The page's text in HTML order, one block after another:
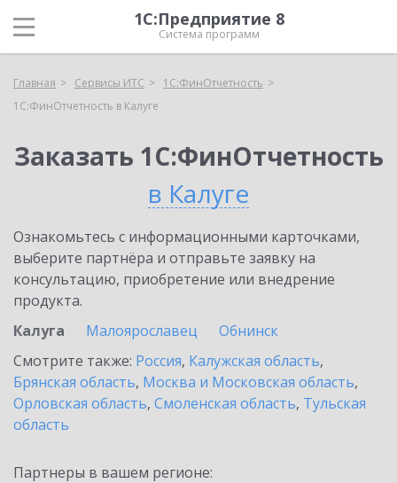
1С:Предприятие 8
Система программ
Главная Сервисы ИТС
1С:ФинОтчетность
1С:ФинОтчетность в Калуге
Заказать 1С:ФинОтчетность
в Калуге
Ознакомьтесь с информационными карточками,
выберите партнёра и отправьте заявку на
консультацию, приобретение или внедрение
продукта.
Калуга
Малоярославец
Обнинск
Смотрите также: Россия, Калужская область,
Брянская область, Москва и Московская область,
Орловская область, Смоленская область, Тульская
область
Партнеры в вашем регионе: